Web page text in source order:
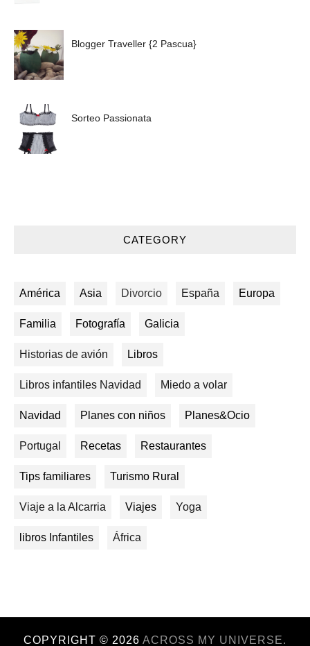
Blogger Traveller {2 Pascua}
Sorteo Passionata
CATEGORY
América Asia Divorcio España Europa
Familia Fotografía Galicia
Historias de avión Libros
Libros infantiles Navidad Miedo a volar
Navidad Planes con niños Planes&Ocio
Portugal Recetas Restaurantes
Tips familiares Turismo Rural
Viaje a la Alcarria Viajes Yoga
libros Infantiles África
COPYRIGHT © 2026 ACROSS MY UNIVERSE.